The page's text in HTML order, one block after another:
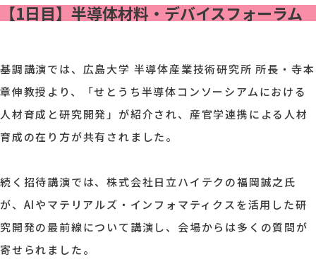
【1日目】半導体材料・デバイスフォーラム
基調講演では、広島大学 半導体産業技術研究所 所長・寺本
章伸教授より、「せとうち半導体コンソーシアムにおける
人材育成と研究開発」が紹介され、産官学連携による人材
育成の在り方が共有されました。
続く招待講演では、株式会社日立ハイテクの福岡誠之氏
が、AIやマテリアルズ・インフォマティクスを活用した研
究開発の最前線について講演し、会場からは多くの質問が
寄せられました。